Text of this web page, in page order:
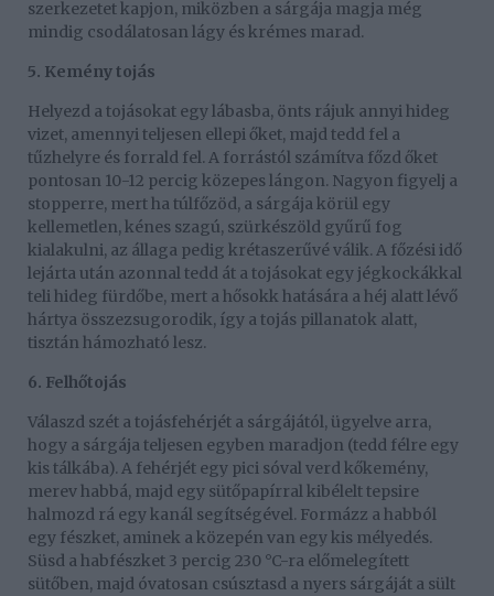
szerkezetet kapjon, miközben a sárgája magja még
mindig csodálatosan lágy és krémes marad.
5. Kemény tojás
Helyezd a tojásokat egy lábasba, önts rájuk annyi hideg
vizet, amennyi teljesen ellepi őket, majd tedd fel a
tűzhelyre és forrald fel. A forrástól számítva főzd őket
pontosan 10-12 percig közepes lángon. Nagyon figyelj a
stopperre, mert ha túlfőzöd, a sárgája körül egy
kellemetlen, kénes szagú, szürkészöld gyűrű fog
kialakulni, az állaga pedig krétaszerűvé válik. A főzési idő
lejárta után azonnal tedd át a tojásokat egy jégkockákkal
teli hideg fürdőbe, mert a hősokk hatására a héj alatt lévő
hártya összezsugorodik, így a tojás pillanatok alatt,
tisztán hámozható lesz.
6. Felhőtojás
Válaszd szét a tojásfehérjét a sárgájától, ügyelve arra,
hogy a sárgája teljesen egyben maradjon (tedd félre egy
kis tálkába). A fehérjét egy pici sóval verd kőkemény,
merev habbá, majd egy sütőpapírral kibélelt tepsire
halmozd rá egy kanál segítségével. Formázz a habból
egy fészket, aminek a közepén van egy kis mélyedés.
Süsd a habfészket 3 percig 230 °C-ra előmelegített
sütőben, majd óvatosan csúsztasd a nyers sárgáját a sült